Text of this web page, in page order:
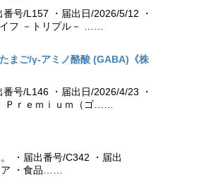
号/L157 ・届出日/2026/5/12 ・
フ －トリプル－ ……
まご/γ-アミノ酪酸 (GABA)《株
号/L146 ・届出日/2026/4/23 ・
Ｐｒｅｍｉｕｍ（ゴ……
・届出番号/C342 ・届出
ア ・食品……